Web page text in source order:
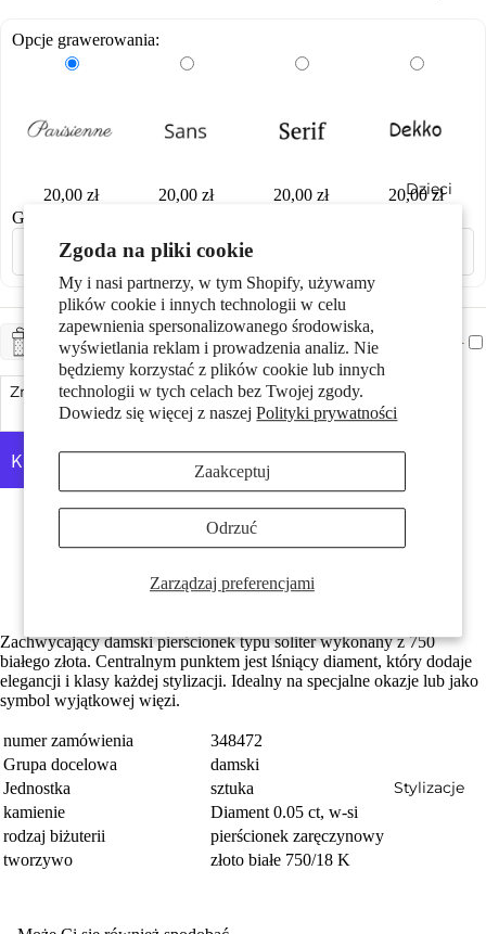
Zgoda na pliki cookie
My i nasi partnerzy, w tym Shopify, używamy
plików cookie i innych technologii w celu
zapewnienia spersonalizowanego środowiska,
wyświetlania reklam i prowadzenia analiz. Nie
będziemy korzystać z plików cookie lub innych
technologii w tych celach bez Twojej zgody.
Dowiedz się więcej z naszejPolityki prywatności
Zarządzaj preferencjami
Zaakceptuj
Odrzuć
Dzieci
Stylizacje
Opcje grawerowania:
20,00 zł 20,00 zł 20,00 zł
20,00 zł
Grawerowanie laserowe
ZAPAKUJ NA PREZENT + CHF 5.-
Zmniejsz ilość
Zwiększ ilość Dodaj do koszyka
Więcej opcji płatności
Wykonane z odzyskanego złota
Możliwość indywidualnego grawerowania
Darmowa dostawa
Zachwycający damski pierścionek typu soliter wykonany z 750
białego złota. Centralnym punktem jest lśniący diament, który dodaje
elegancji i klasy każdej stylizacji. Idealny na specjalne okazje lub jako
symbol wyjątkowej więzi.
numer zamówienia
348472
Grupa docelowa
damski
Jednostka
sztuka
kamienie
Diament 0.05 ct, w-si
rodzaj biżuterii
pierścionek zaręczynowy
tworzywo
złoto białe 750/18 K